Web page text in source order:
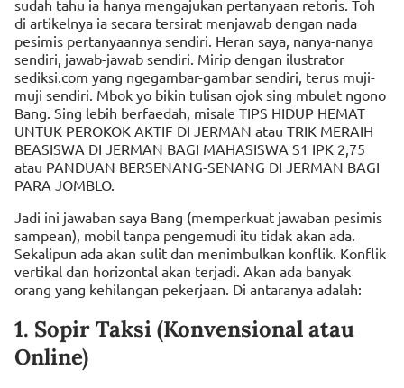
sudah tahu ia hanya mengajukan pertanyaan retoris. Toh
di artikelnya ia secara tersirat menjawab dengan nada
pesimis pertanyaannya sendiri. Heran saya, nanya-nanya
sendiri, jawab-jawab sendiri. Mirip dengan ilustrator
sediksi.com yang ngegambar-gambar sendiri, terus muji-
muji sendiri. Mbok yo bikin tulisan ojok sing mbulet ngono
Bang. Sing lebih berfaedah, misale TIPS HIDUP HEMAT
UNTUK PEROKOK AKTIF DI JERMAN atau TRIK MERAIH
BEASISWA DI JERMAN BAGI MAHASISWA S1 IPK 2,75
atau PANDUAN BERSENANG-SENANG DI JERMAN BAGI
PARA JOMBLO.
Jadi ini jawaban saya Bang (memperkuat jawaban pesimis
sampean), mobil tanpa pengemudi itu tidak akan ada.
Sekalipun ada akan sulit dan menimbulkan konflik. Konflik
vertikal dan horizontal akan terjadi. Akan ada banyak
orang yang kehilangan pekerjaan. Di antaranya adalah:
1. Sopir Taksi (Konvensional atau
Online)